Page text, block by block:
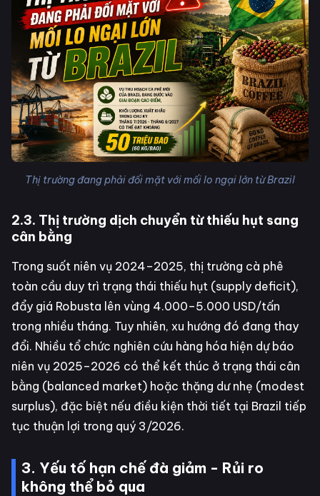
Thị trường đang phải đối mặt với mối lo ngại lớn từ Brazil
2.3. Thị trường dịch chuyển từ thiếu hụt sang
cân bằng
Trong suốt niên vụ 2024–2025, thị trường cà phê
toàn cầu duy trì trạng thái thiếu hụt (supply deficit),
đẩy giá Robusta lên vùng 4.000–5.000 USD/tấn
trong nhiều tháng. Tuy nhiên, xu hướng đó đang thay
đổi. Nhiều tổ chức nghiên cứu hàng hóa hiện dự báo
niên vụ 2025–2026 có thể kết thúc ở trạng thái cân
bằng (balanced market) hoặc thặng dư nhẹ (modest
surplus), đặc biệt nếu điều kiện thời tiết tại Brazil tiếp
tục thuận lợi trong quý 3/2026.
3. Yếu tố hạn chế đà giảm - Rủi ro
không thể bỏ qua